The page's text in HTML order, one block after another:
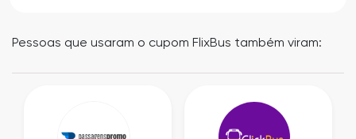
Pessoas que usaram o cupom FlixBus também viram: